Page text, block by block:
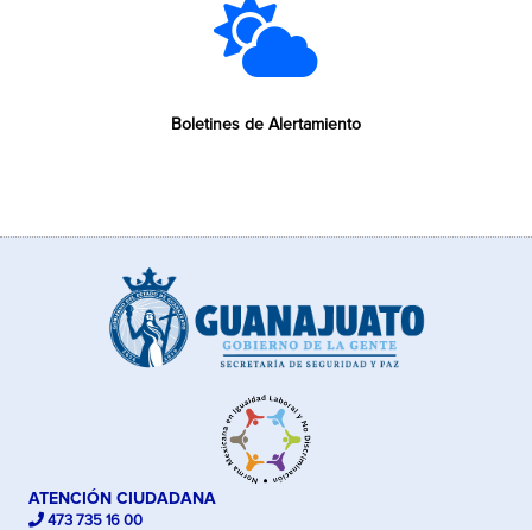
Boletines de Alertamiento
ATENCIÓN CIUDADANA
473 735 16 00